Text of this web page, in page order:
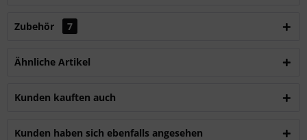
Zubehör 7
Ähnliche Artikel
Kunden kauften auch
Kunden haben sich ebenfalls angesehen